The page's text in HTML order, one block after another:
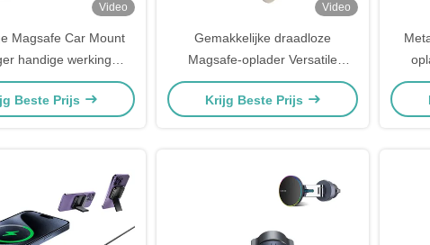
Video
Magsafe Car Mount
handige werking
Beste Prijs
Video
Gemakkelijke draadloze
Magsafe-oplader Versatile
Magsafe 3 in 1 oplader
Krijg Beste Prijs